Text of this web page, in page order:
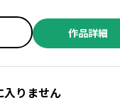
作品詳細
入りません